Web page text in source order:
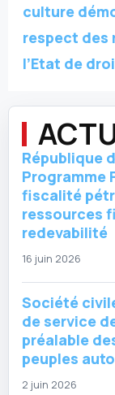
culture
respect des
l’Etat de
République
Programme
fiscalité
ressources
redevabilité
16 juin 2026
Société
de service
préalable
peuples
2 juin 2026